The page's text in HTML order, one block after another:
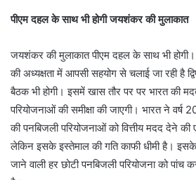
पीएम दहल के साथ भी होगी जयशंकर की मुलाकात
जयशंकर की मुलाकात पीएम दहल के साथ भी होगी।
की अध्यक्षता में आपसी सहयोग से चलाई जा रही है
बैठक भी होगी। इसमें खास तौर पर पर भारत की
परियोजनाओं की समीक्षा की जाएगी। भारत ने वर्ष
की पनबिजली परियोजनाओं को वित्तीय मदद देने की
लेकिन इसके इस्तेमाल की गति काफी धीमी है।
जाने वाली हर छोटी पनबिजली परियोजना को